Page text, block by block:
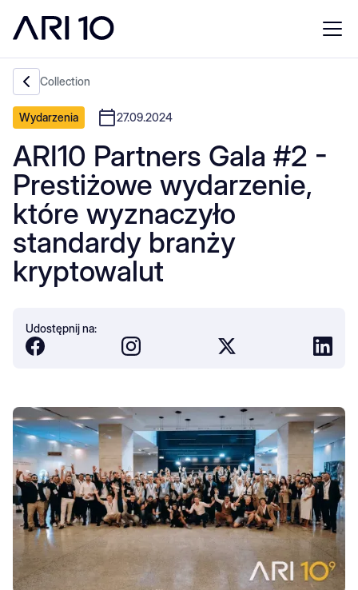
Collection
Wydarzenia 27.09.2024
ARI10 Partners Gala #2 -
Prestiżowe wydarzenie,
które wyznaczyło
standardy branży
kryptowalut
Udostępnij na: